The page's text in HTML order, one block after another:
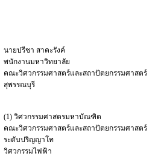
นายปรีชา สาคะรังค์
พนักงานมหาวิทยาลัย
คณะวิศวกรรมศาสตร์และสถาปัตยกรรมศาสตร์
สุพรรณบุรี
(1) วิศวกรรมศาสตรมหาบัณฑิต
คณะวิศวกรรมศาสตร์และสถาปัตยกรรมศาสตร์
ระดับปริญญาโท
วิศวกรรมไฟฟ้า